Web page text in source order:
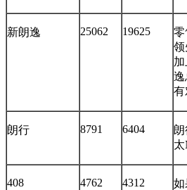
新朗逸 25062 19625
零
领
逸
有
朗行 8791 6404
太
408 4762 4312
如